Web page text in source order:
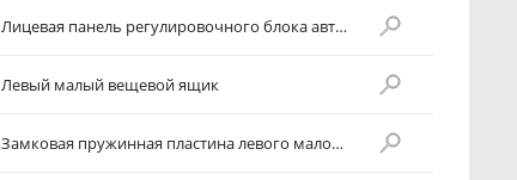
Лицевая панель регулировочного блока автоматической системы кондиционирования
Левый малый вещевой ящик
Замковая пружинная пластина левого малого вещевого ящика